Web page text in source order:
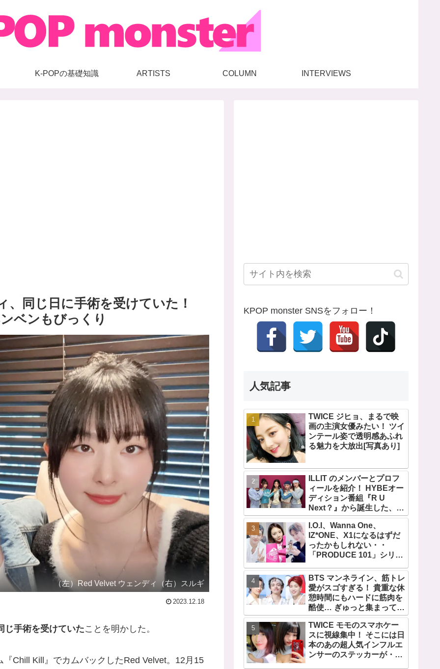
K-POPの基礎知識 ARTISTS COLUMN INTERVIEWS
同じ日に手術を受けていた！
ベンもびっくり
（左）Red Velvet ウェンディ（右）スルギ
2023.12.18
じ手術を受けていたことを明かした。
Chill Kill』でカムバックしたRed Velvet。12月15
KPOP monster SNSをフォロー！
人気記事
TWICE ジヒョ、まるで映
画の主演女優みたい！ ツイ
ンテール姿で透明感あふれ
る魅力を大放出[写真あり]
ILLIT のメンバーとプロフ
ィールを紹介！ HYBEオー
ディション番組『R U
Next？』から誕生した、日
本人のイロハとモカを含む
5人組ガールズグループ！
デビュー曲「Magnetic」が
いきなりの大ヒット
I.O.I、Wanna One、
IZ*ONE、X1になるはずだ
ったかもしれない・・
「PRODUCE 101」シリー
せられた練習生12人の氏名
が公表
BTS マンネライン、筋トレ
愛がスゴすぎる！ 貴重な休
憩時間にもハードに筋肉を
酷使… ぎゅっと集まってお
互いの体に負荷をかけあう
３人のトレーニング風景が
かわいすぎるとファンくぎ
づけ
TWICE モモのスマホケー
スに視線集中！ そこには日
本のあの超人気インフルエ
ンサーのステッカーが・・